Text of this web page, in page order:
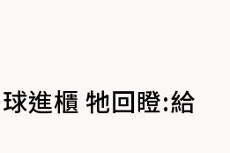
進櫃 牠回瞪:給